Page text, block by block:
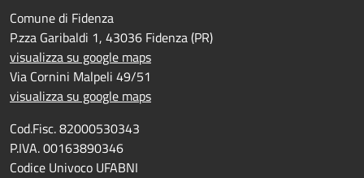
Comune di Fidenza
P.zza Garibaldi 1, 43036 Fidenza (PR)
visualizza su google maps
Via Cornini Malpeli 49/51
visualizza su google maps
Cod.Fisc. 82000530343
P.IVA. 00163890346
Codice Univoco UFABNI